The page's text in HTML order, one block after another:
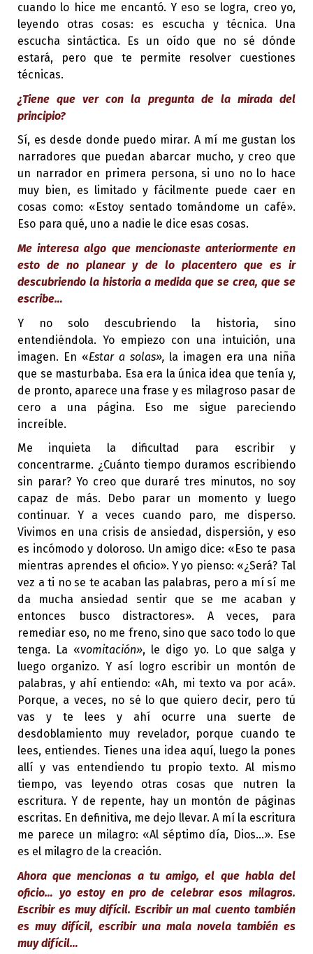
cuando lo hice me encantó. Y eso se logra, creo yo,
leyendo otras cosas: es escucha y técnica. Una
escucha sintáctica. Es un oído que no sé dónde
estará, pero que te permite resolver cuestiones
técnicas.
¿Tiene que ver con la pregunta de la mirada del
principio?
Sí, es desde donde puedo mirar. A mí me gustan los
narradores que puedan abarcar mucho, y creo que
un narrador en primera persona, si uno no lo hace
muy bien, es limitado y fácilmente puede caer en
cosas como: «Estoy sentado tomándome un café».
Eso para qué, uno a nadie le dice esas cosas.
Me interesa algo que mencionaste anteriormente en
esto de no planear y de lo placentero que es ir
descubriendo la historia a medida que se crea, que se
escribe…
Y no solo descubriendo la historia, sino
entendiéndola. Yo empiezo con una intuición, una
imagen. En «Estar a solas», la imagen era una niña
que se masturbaba. Esa era la única idea que tenía y,
de pronto, aparece una frase y es milagroso pasar de
cero a una página. Eso me sigue pareciendo
increíble.
Me inquieta la dificultad para escribir y
concentrarme. ¿Cuánto tiempo duramos escribiendo
sin parar? Yo creo que duraré tres minutos, no soy
capaz de más. Debo parar un momento y luego
continuar. Y a veces cuando paro, me disperso.
Vivimos en una crisis de ansiedad, dispersión, y eso
es incómodo y doloroso. Un amigo dice: «Eso te pasa
mientras aprendes el oficio». Y yo pienso: «¿Será? Tal
vez a ti no se te acaban las palabras, pero a mí sí me
da mucha ansiedad sentir que se me acaban y
entonces busco distractores». A veces, para
remediar eso, no me freno, sino que saco todo lo que
tenga. La «vomitación», le digo yo. Lo que salga y
luego organizo. Y así logro escribir un montón de
palabras, y ahí entiendo: «Ah, mi texto va por acá».
Porque, a veces, no sé lo que quiero decir, pero tú
vas y te lees y ahí ocurre una suerte de
desdoblamiento muy revelador, porque cuando te
lees, entiendes. Tienes una idea aquí, luego la pones
allí y vas entendiendo tu propio texto. Al mismo
tiempo, vas leyendo otras cosas que nutren la
escritura. Y de repente, hay un montón de páginas
escritas. En definitiva, me dejo llevar. A mí la escritura
me parece un milagro: «Al séptimo día, Dios…». Ese
es el milagro de la creación.
Ahora que mencionas a tu amigo, el que habla del
oficio… yo estoy en pro de celebrar esos milagros.
Escribir es muy difícil. Escribir un mal cuento también
es muy difícil, escribir una mala novela también es
muy difícil…